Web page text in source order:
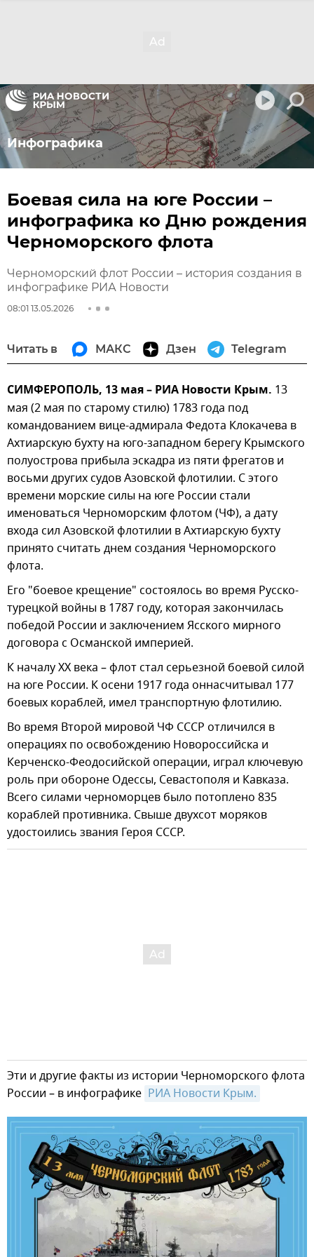
Инфографика
Боевая сила на юге России –
инфографика ко Дню рождения
Черноморского флота
Черноморский флот России – история создания в
инфографике РИА Новости
08:01 13.05.2026
Читать в МАКС Дзен Telegram
СИМФЕРОПОЛЬ, 13 мая – РИА Новости Крым. 13
мая (2 мая по старому стилю) 1783 года под
командованием вице-адмирала Федота Клокачева в
Ахтиарскую бухту на юго-западном берегу Крымского
полуострова прибыла эскадра из пяти фрегатов и
восьми других судов Азовской флотилии. С этого
времени морские силы на юге России стали
именоваться Черноморским флотом (ЧФ), а дату
входа сил Азовской флотилии в Ахтиарскую бухту
принято считать днем создания Черноморского
флота.
Его "боевое крещение" состоялось во время Русско-
турецкой войны в 1787 году, которая закончилась
победой России и заключением Ясского мирного
договора с Османской империей.
К началу ХХ века – флот стал серьезной боевой силой
на юге России. К осени 1917 года оннасчитывал 177
боевых кораблей, имел транспортную флотилию.
Во время Второй мировой ЧФ СССР отличился в
операциях по освобождению Новороссийска и
Керченско-Феодосийской операции, играл ключевую
роль при обороне Одессы, Севастополя и Кавказа.
Всего силами черноморцев было потоплено 835
кораблей противника. Свыше двухсот моряков
удостоились звания Героя СССР.
Эти и другие факты из истории Черноморского флота
России – в инфографике РИА Новости Крым.